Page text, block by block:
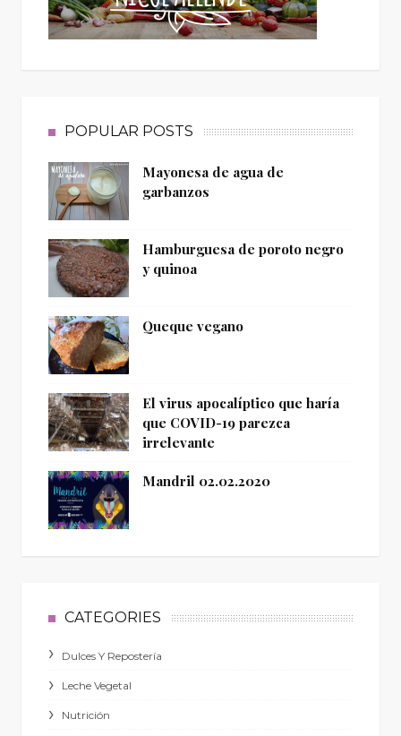
POPULAR POSTS
Mayonesa de agua de
garbanzos
Hamburguesa de poroto negro
y quinoa
Queque vegano
El virus apocalíptico que haría
que COVID-19 parezca
irrelevante
Mandril 02.02.2020
CATEGORIES
Dulces Y Repostería
Leche Vegetal
Nutrición